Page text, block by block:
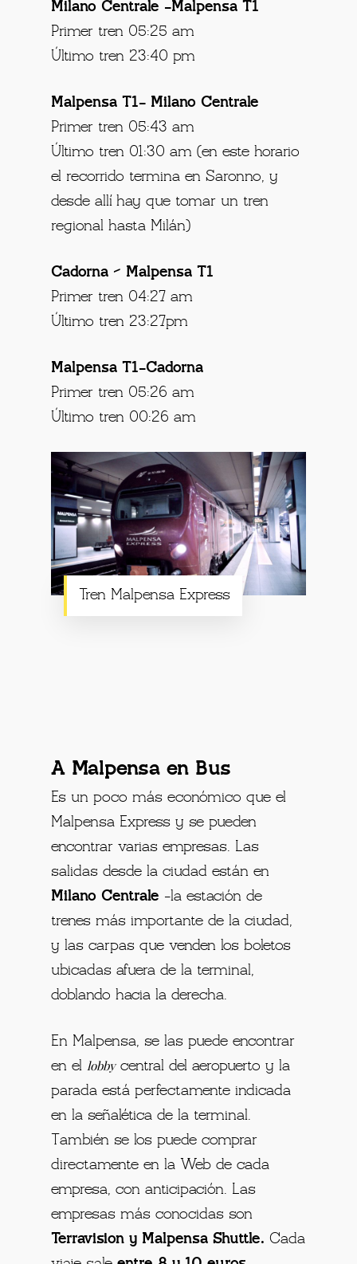
Milano Centrale -Malpensa T1
Primer tren 05:25 am
Último tren 23:40 pm
Malpensa T1- Milano Centrale
Primer tren 05:43 am
Último tren 01:30 am (en este horario
el recorrido termina en Saronno, y
desde allí hay que tomar un tren
regional hasta Milán)
Cadorna – Malpensa T1
Primer tren 04:27 am
Último tren 23:27pm
Malpensa T1-Cadorna
Primer tren 05:26 am
Último tren 00:26 am
Tren Malpensa Express
A Malpensa en Bus
Es un poco más económico que el
Malpensa Express y se pueden
encontrar varias empresas. Las
salidas desde la ciudad están en
Milano Centrale -la estación de
trenes más importante de la ciudad,
y las carpas que venden los boletos
ubicadas afuera de la terminal,
doblando hacia la derecha.
En Malpensa, se las puede encontrar
en ellobbycentral del aeropuerto y la
parada está perfectamente indicada
en la señalética de la terminal.
También se los puede comprar
directamente en la Web de cada
empresa, con anticipación. Las
empresas más conocidas son
Terravision y Malpensa Shuttle. Cada